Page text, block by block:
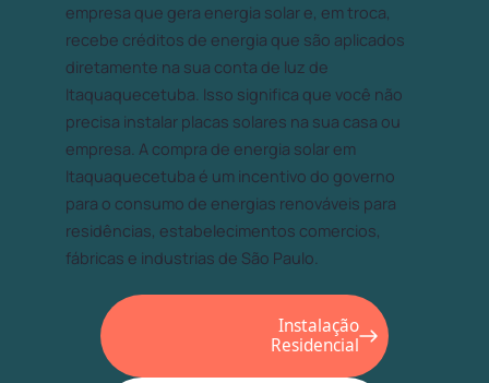
empresa que gera energia solar e, em troca,
recebe créditos de energia que são aplicados
diretamente na sua conta de luz de
Itaquaquecetuba. Isso significa que você não
precisa instalar placas solares na sua casa ou
empresa. A compra de energia solar em
Itaquaquecetuba é um incentivo do governo
para o consumo de energias renováveis para
residências, estabelecimentos comercios,
fábricas e industrias de São Paulo.
Instalação
Residencial